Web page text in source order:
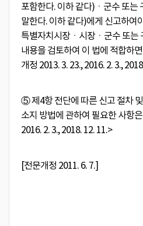
포함한다. 이하 같다)ㆍ군수 또는
말한다. 이하 같다)에게 신고하여
특별자치시장ㆍ시장ㆍ군수 또는
내용을 검토하여 이 법에 적합하
개정 2013. 3. 23., 2016. 2. 3.,
⑤ 제4항 전단에 따른 신고 절차
소지 방법에 관하여 필요한 사항은
2016. 2. 3., 2018. 12. 11.>
[전문개정 2011. 6. 7.]